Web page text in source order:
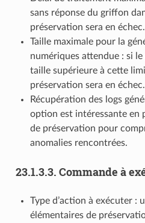
sans réponse du griffon
préservation sera en échec.
Taille maximale pour la
numériques attendue : si
taille supérieure à cette
préservation sera en échec.
Récupération des logs
option est intéressante en
de préservation pour
anomalies rencontrées.
23.1.3.3. Commande à
Type d’action à exécuter :
élémentaires de